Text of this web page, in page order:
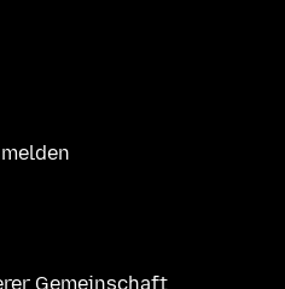
Gemeinschaft